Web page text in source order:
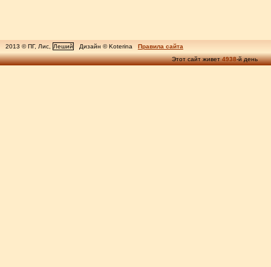
2013 © ПГ, Лис, Леший Дизайн © Koterina
Правила сайта
Этот сайт живет4938-й день